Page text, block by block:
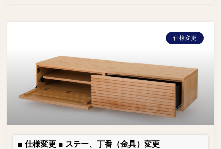
仕様変更
■ 仕様変更 ■ ステー、丁番（金具）変更